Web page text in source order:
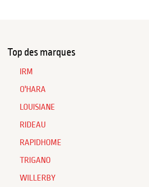
Top des marques
IRM
O'HARA
LOUISIANE
RIDEAU
RAPIDHOME
TRIGANO
WILLERBY